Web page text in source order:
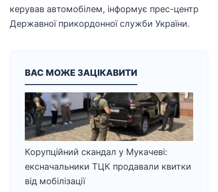
керував автомобілем, інформує прес-центр
Державної прикордонної служби України.
ВАС МОЖЕ ЗАЦІКАВИТИ
Корупційний скандал у Мукачеві:
ексначальники ТЦК продавали квитки
від мобілізації